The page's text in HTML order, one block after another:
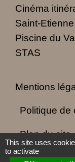
Cinéma
Saint-
Piscine du
STAS
Mentions
Politique de
Plan du site
This site uses
to activate